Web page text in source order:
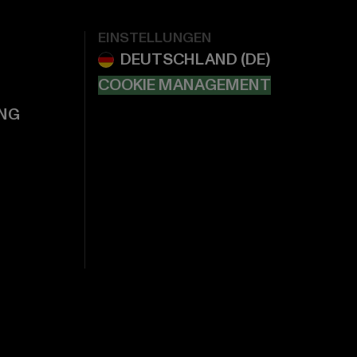
EINSTELLUNGEN
COOKIE MANAGEMENT